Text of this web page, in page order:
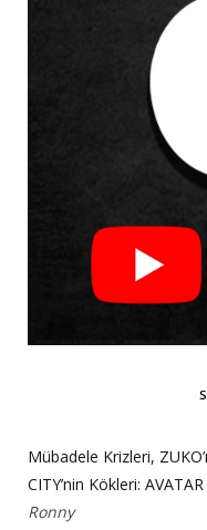
Mübadele Krizleri,
CITY’nin Kökleri:
Ronny